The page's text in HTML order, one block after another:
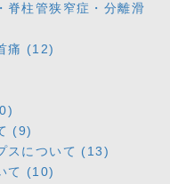
脊柱管狭窄症・分離滑
痛 (12)
(9)
スについて (13)
て (10)